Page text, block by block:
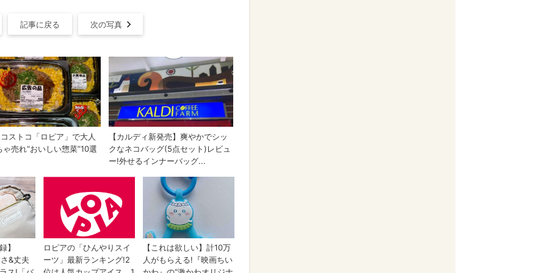
記事に戻る 次の写真